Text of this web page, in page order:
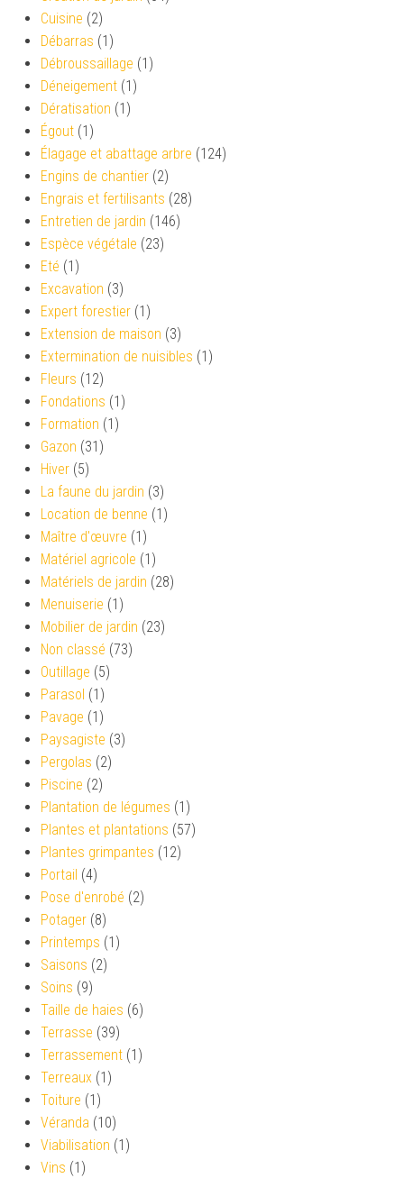
Cuisine (2)
Débarras (1)
Débroussaillage (1)
Déneigement (1)
Dératisation (1)
Égout (1)
Élagage et abattage arbre (124)
Engins de chantier (2)
Engrais et fertilisants (28)
Entretien de jardin (146)
Espèce végétale (23)
Eté (1)
Excavation (3)
Expert forestier (1)
Extension de maison (3)
Extermination de nuisibles (1)
Fleurs (12)
Fondations (1)
Formation (1)
Gazon (31)
Hiver (5)
La faune du jardin (3)
Location de benne (1)
Maître d'œuvre (1)
Matériel agricole (1)
Matériels de jardin (28)
Menuiserie (1)
Mobilier de jardin (23)
Non classé (73)
Outillage (5)
Parasol (1)
Pavage (1)
Paysagiste (3)
Pergolas (2)
Piscine (2)
Plantation de légumes (1)
Plantes et plantations (57)
Plantes grimpantes (12)
Portail (4)
Pose d'enrobé (2)
Potager (8)
Printemps (1)
Saisons (2)
Soins (9)
Taille de haies (6)
Terrasse (39)
Terrassement (1)
Terreaux (1)
Toiture (1)
Véranda (10)
Viabilisation (1)
Vins (1)